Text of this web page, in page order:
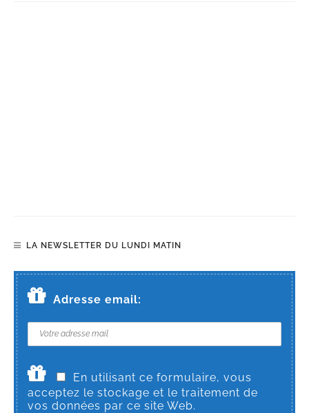
LA NEWSLETTER DU LUNDI MATIN
Adresse email:
En utilisant ce formulaire, vous
acceptez le stockage et le traitement de
vos données par ce site Web.